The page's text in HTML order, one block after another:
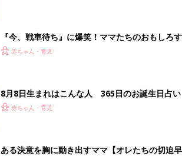
『今、戦車待ち』に爆笑！ママたちのおもしろ
赤ちゃん・育児
8月8日生まれはこんな人 365日のお誕生日占い
赤ちゃん・育児
ある決意を胸に動き出すママ【オレたちの切迫